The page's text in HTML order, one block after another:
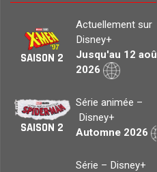
SAISON 2
Actuellement sur
Disney+
Jusqu'au 12 août
2026
SAISON 2
Série animée –
Disney+
Automne 2026
Série – Disney+